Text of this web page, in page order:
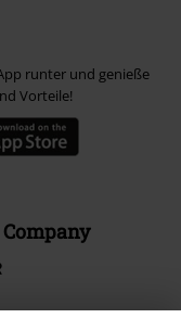
runter und genieße
Vorteile!